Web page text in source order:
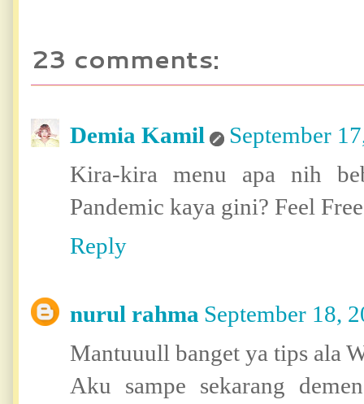
23 comments:
Demia Kamil
September
Kira-kira menu apa nih
Pandemic kaya gini? Feel
Reply
nurul rahma September 18,
Mantuuull banget ya tips ala
Aku sampe sekarang